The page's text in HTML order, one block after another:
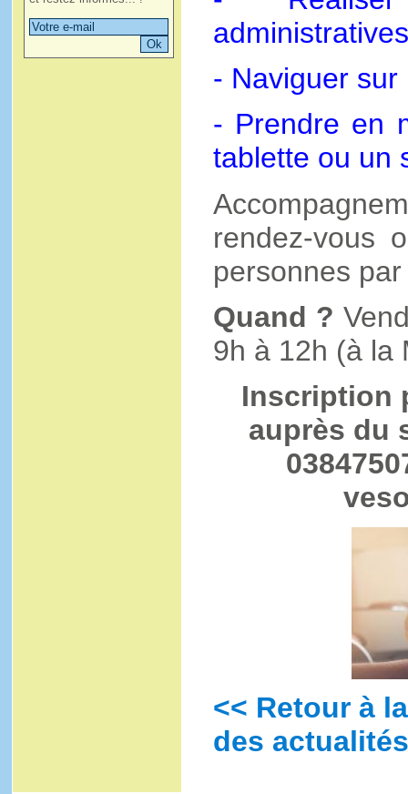
- Naviguer sur
- Prendre en
tablette ou un
rendez-vous
personnes
Quand ?
9h à 12h (à la
Inscription
auprès du
<< Retour à
des